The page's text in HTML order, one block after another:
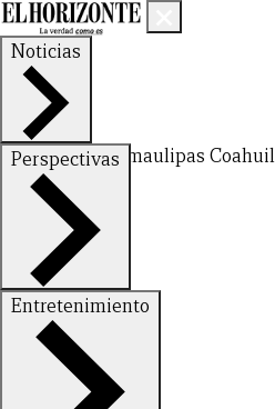
Noticias
Nuevo LeónTamaulipas
Perspectivas
FinanzasOpinión
Entretenimiento